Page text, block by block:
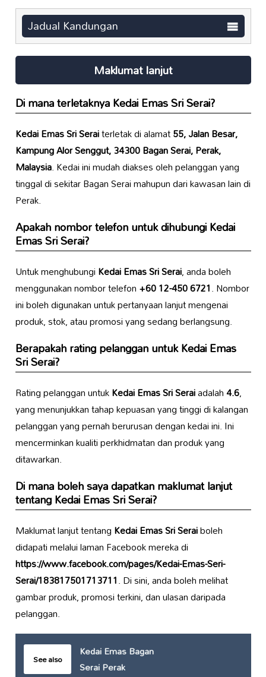
Jadual Kandungan
Maklumat lanjut
Di mana terletaknyaKedai Emas Sri Serai?
Kedai Emas Sri Seraiterletak di alamat55, Jalan Besar,
Kampung Alor Senggut, 34300 Bagan Serai, Perak,
Malaysia. Kedai ini mudah diakses oleh pelanggan yang
tinggal di sekitar Bagan Serai mahupun dari kawasan lain di
Perak.
Apakah nombor telefon untuk dihubungiKedai
Emas Sri Serai?
Untuk menghubungiKedai Emas Sri Serai, anda boleh
menggunakan nombor telefon+60 12-450 6721. Nombor
ini boleh digunakan untuk pertanyaan lanjut mengenai
produk, stok, atau promosi yang sedang berlangsung.
Berapakah rating pelanggan untukKedai Emas
Sri Serai?
Rating pelanggan untukKedai Emas Sri Seraiadalah4.6,
yang menunjukkan tahap kepuasan yang tinggi di kalangan
pelanggan yang pernah berurusan dengan kedai ini. Ini
mencerminkan kualiti perkhidmatan dan produk yang
ditawarkan.
Di mana boleh saya dapatkan maklumat lanjut
tentangKedai Emas Sri Serai?
Maklumat lanjut tentangKedai Emas Sri Seraiboleh
didapati melalui laman Facebook mereka di
https://www.facebook.com/pages/Kedai-Emas-Seri-
Serai/183817501713711. Di sini, anda boleh melihat
gambar produk, promosi terkini, dan ulasan daripada
pelanggan.
See also
Kedai Emas Bagan
Serai Perak